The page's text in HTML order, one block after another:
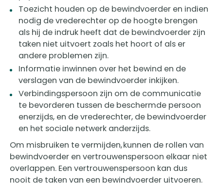
Toezicht houden op de bewindvoerder en indien
nodig de vrederechter op de hoogte brengen
als hij de indruk heeft dat de bewindvoerder zijn
taken niet uitvoert zoals het hoort of als er
andere problemen zijn.
Informatie inwinnen over het bewind en de
verslagen van de bewindvoerder inkijken.
Verbindingspersoon zijn om de communicatie
te bevorderen tussen de beschermde persoon
enerzijds, en de vrederechter, de bewindvoerder
en het sociale netwerk anderzijds.
Om misbruiken te vermijden, kunnen de rollen van
bewindvoerder en vertrouwenspersoon elkaar niet
overlappen. Een vertrouwenspersoon kan dus
nooit de taken van een bewindvoerder uitvoeren.